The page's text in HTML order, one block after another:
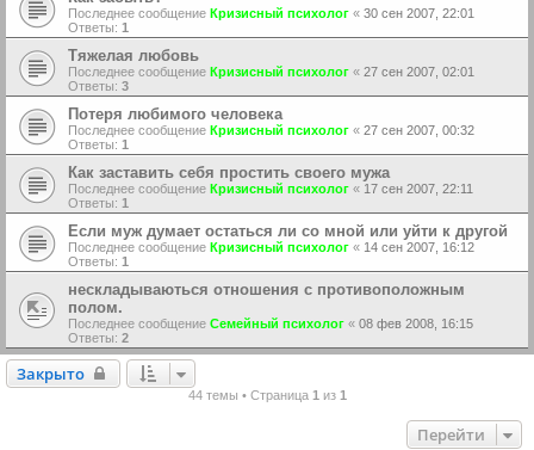
Последнее сообщение Кризисный психолог « 30 сен 2007, 22:01
Ответы: 1
Тяжелая любовь
Последнее сообщение Кризисный психолог « 27 сен 2007, 02:01
Ответы: 3
Потеря любимого человека
Последнее сообщение Кризисный психолог « 27 сен 2007, 00:32
Ответы: 1
Как заставить себя простить своего мужа
Последнее сообщение Кризисный психолог « 17 сен 2007, 22:11
Ответы: 1
Если муж думает остаться ли со мной или уйти к другой
Последнее сообщение Кризисный психолог « 14 сен 2007, 16:12
Ответы: 1
нескладываються отношения с противоположным
полом.
Последнее сообщение Семейный психолог « 08 фев 2008, 16:15
Ответы: 2
Закрыто
Закрыто
44 темы • Страница 1 из 1
Перейти